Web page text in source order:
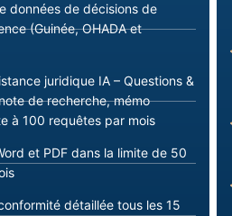
données de décisions de
(Guinée, OHADA et
juridique IA – Questions &
de recherche, mémo
à 100 requêtes par mois
et PDF dans la limite de 50
détaillée tous les 15